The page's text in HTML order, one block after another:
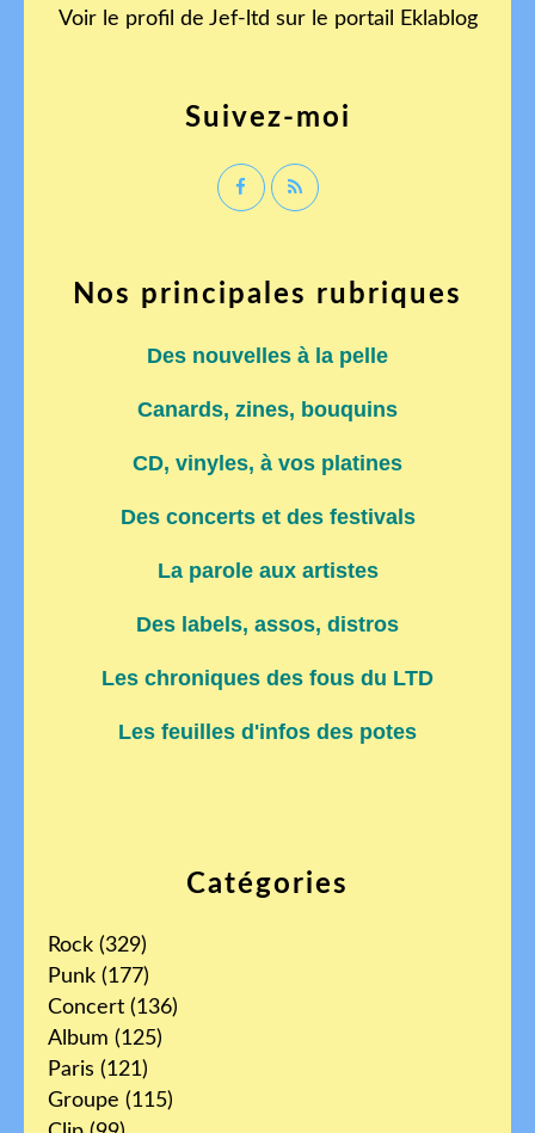
Catégories
Rock (329)
Punk (177)
Concert (136)
Album (125)
Paris (121)
Groupe (115)
Voir le profil de Jef-ltd sur le portail Eklablog
Suivez-moi
Nos principales rubriques
Des nouvelles à la pelle
Canards, zines, bouquins
CD, vinyles, à vos platines
Des concerts et des festivals
La parole aux artistes
Des labels, assos, distros
Les chroniques des fous du LTD
Les feuilles d'infos des potes